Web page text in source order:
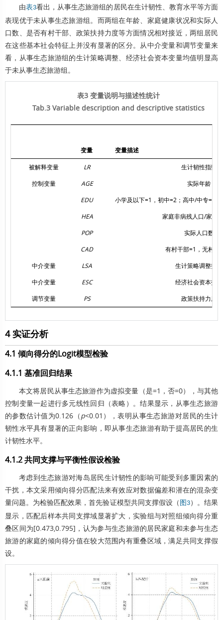
由表3看出，从事生态旅游组的居民在生计韧性、教育水平等方面
表现优于未从事生态旅游组。而两组在年龄、家庭健康状况和实际人
口数、是否有村干部、政策扶持力度等方面情况相对接近，两组居民
在这些基本社会特征上并没有显著的区分。从中介变量和调节变量来
看，从事生态旅游组的生计策略调整、经济社会资本变量均值明显高
于未从事生态旅游组。
表3 变量说明与描述性统计
Tab.3 Variable description and descriptive statistics
变量 变量描述
被解释变量 LR 生计韧性指数
控制变量 AGE 实际年龄
EDU 小学及以下=1，初中=2；高中/中专=3
HEA 家庭非病残人口/家庭
POP 实际人口数
CAD 有村干部=1，无村干
中介变量 LSA 生计策略调整指数
中介变量 ESC 经济社会资本指数
调节变量 PS 政策扶持力度
4 实证分析
4.1 倾向得分的Logit模型检验
4.1.1 基准回归结果
本文将居民从事生态旅游作为虚拟变量（是=1，否=0），与其他
控制变量一起进行多元线性回归（表略）。结果显示，从事生态旅游
的参数估计值为0.126（p<0.01），表明从事生态旅游对居民的生计
韧性水平具有显著的正向影响，即从事生态旅游有助于提高居民的生
计韧性水平。
4.1.2 共同支撑与平衡性假设检验
考虑到生态旅游对海岛居民生计韧性的影响可能受到多重因素的
干扰，本文采用倾向得分匹配法来有效应对数据偏差和潜在的混杂变
量问题。为检验匹配效果，首先验证模型共同支撑假设（ 图3）。结果
显示，匹配后样本共同支撑域显著扩大，实验组与对照组倾向得分重
叠区间为[0.473,0.795]，认为参与生态旅游的居民家庭和未参与生态
旅游的家庭的倾向得分值在较大范围内有重叠区域，满足共同支撑假
设。